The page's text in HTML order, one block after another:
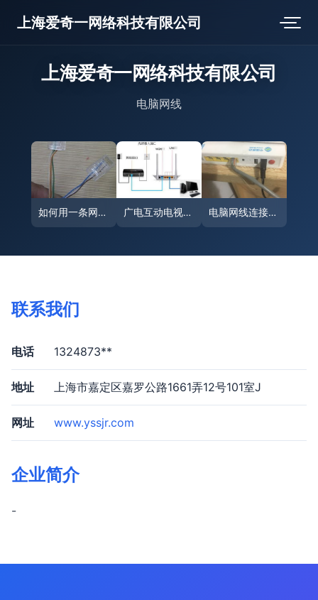
上海爱奇一网络科技有限公司
上海爱奇一网络科技有限公司
电脑网线
如何用一条网线直连两台Mac传输文件？ 广电互动电视如何将网线连接到电脑 电脑网线连接全攻略 从硬件识别到网络设置
联系我们
电话 1324873**
地址 上海市嘉定区嘉罗公路1661弄12号101室J
网址 www.yssjr.com
企业简介
-